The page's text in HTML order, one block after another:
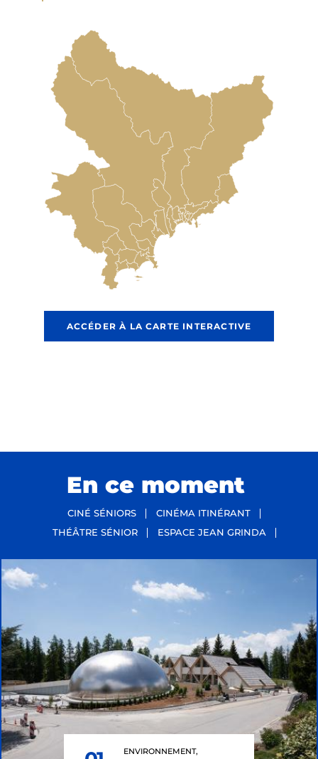
ACCÉDER À LA CARTE INTERACTIVE
En ce moment
CINÉ SÉNIORS
CINÉMA ITINÉRANT
THÉÂTRE SÉNIOR
ESPACE JEAN GRINDA
ENVIRONNEMENT,